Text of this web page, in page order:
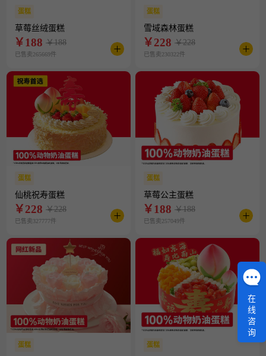
蛋糕
草莓丝绒蛋糕
￥188 ￥188
已售卖265669件
蛋糕
雪域森林蛋糕
￥228 ￥228
已售卖230322件
蛋糕
仙桃祝寿蛋糕
￥228 ￥228
已售卖327777件
蛋糕
草莓公主蛋糕
￥188 ￥188
已售卖257049件
蛋糕 蛋糕
在
线
咨
询